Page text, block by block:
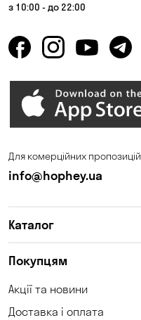
з 10:00 - до 22:00
Для комерційних пропозицій
info@hophey.ua
Каталог
Покупцям
Акції та новини
Доставка і оплата